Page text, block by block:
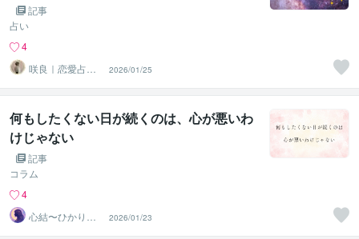
考えてみた
記事
占い
4
咲良｜恋愛占い
心導師
2026/01/25
何もしたくない日が続くのは、心が悪いわ
けじゃない
記事
コラム
4
心結〜ひかりの
声〜
2026/01/23